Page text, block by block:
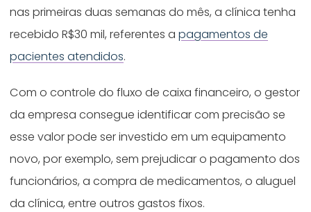
nas primeiras duas semanas do mês, a clínica tenha
recebido R$30 mil, referentes apagamentos de
pacientes atendidos.
Com o controle do fluxo de caixa financeiro, o gestor
da empresa consegue identificar com precisão se
esse valor pode ser investido em um equipamento
novo, por exemplo, sem prejudicar o pagamento dos
funcionários, a compra de medicamentos, o aluguel
da clínica, entre outros gastos fixos.